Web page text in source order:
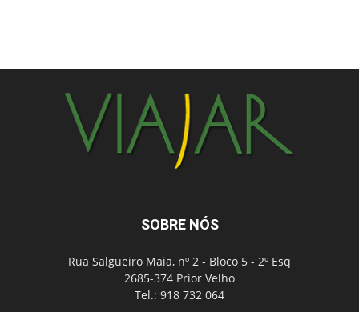
SOBRE NÓS
Rua Salgueiro Maia, nº 2 - Bloco 5 - 2º Esq
2685-374 Prior Velho
Tel.: 918 732 064